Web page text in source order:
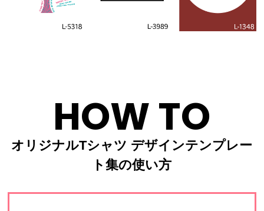
HOW TO
オリジナルTシャツ デザインテンプレー
ト集の使い方